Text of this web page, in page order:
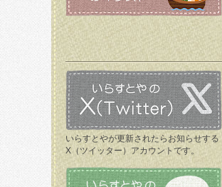
いらすとやが更新されたらお知らせする
X（ツイッター）アカウントです。